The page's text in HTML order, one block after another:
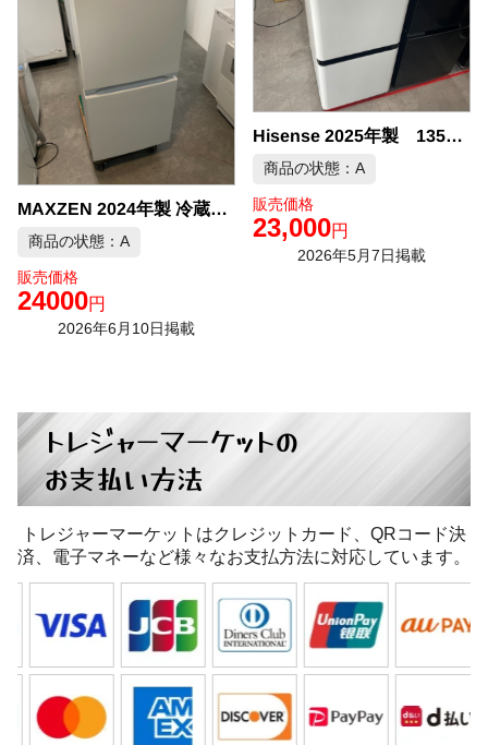
MAXZEN 2024年製 冷蔵庫 中古品販売
商品の状態：A
販売価格
24000円
2026年6月10日掲載
Hisense 2025年製 135L 冷凍冷蔵庫 中古品販売
商品の状態：A
販売価格
23,000円
2026年5月7日掲載
トレジャーマーケットの
お支払い方法
トレジャーマーケットはクレジットカード、QRコード決
済、電子マネーなど様々なお支払方法に対応しています。